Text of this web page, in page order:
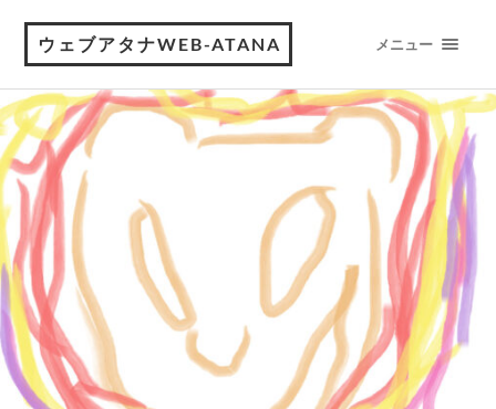
ウェブアタナWEB-ATANA メニュー